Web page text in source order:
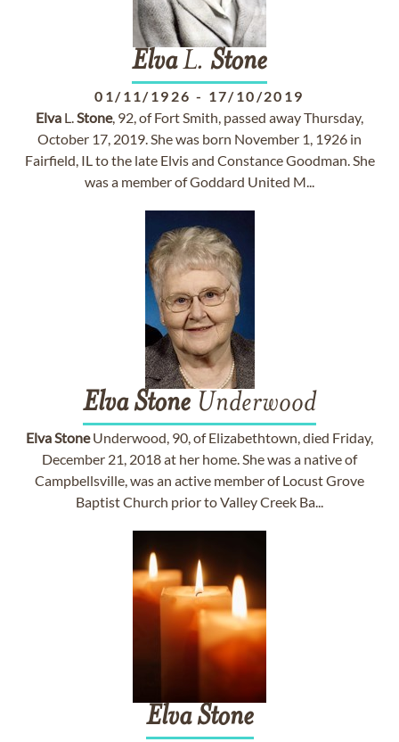
ElvaL. Stone
01/11/1926 - 17/10/2019
Elva L.Stone, 92, of Fort Smith, passed away Thursday,
October 17, 2019. She was born November 1, 1926 in
Fairfield, IL to the late Elvis and Constance Goodman. She
was a member of Goddard United M...
ElvaStone Underwood
ElvaStoneUnderwood, 90, of Elizabethtown, died Friday,
December 21, 2018 at her home. She was a native of
Campbellsville, was an active member of Locust Grove
Baptist Church prior to Valley Creek Ba...
Elva Stone